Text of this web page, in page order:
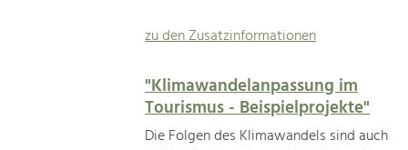
zu den Zusatzinformationen
"Klimawandelanpassung im
Tourismus - Beispielprojekte"
Die Folgen des Klimawandels sind auch